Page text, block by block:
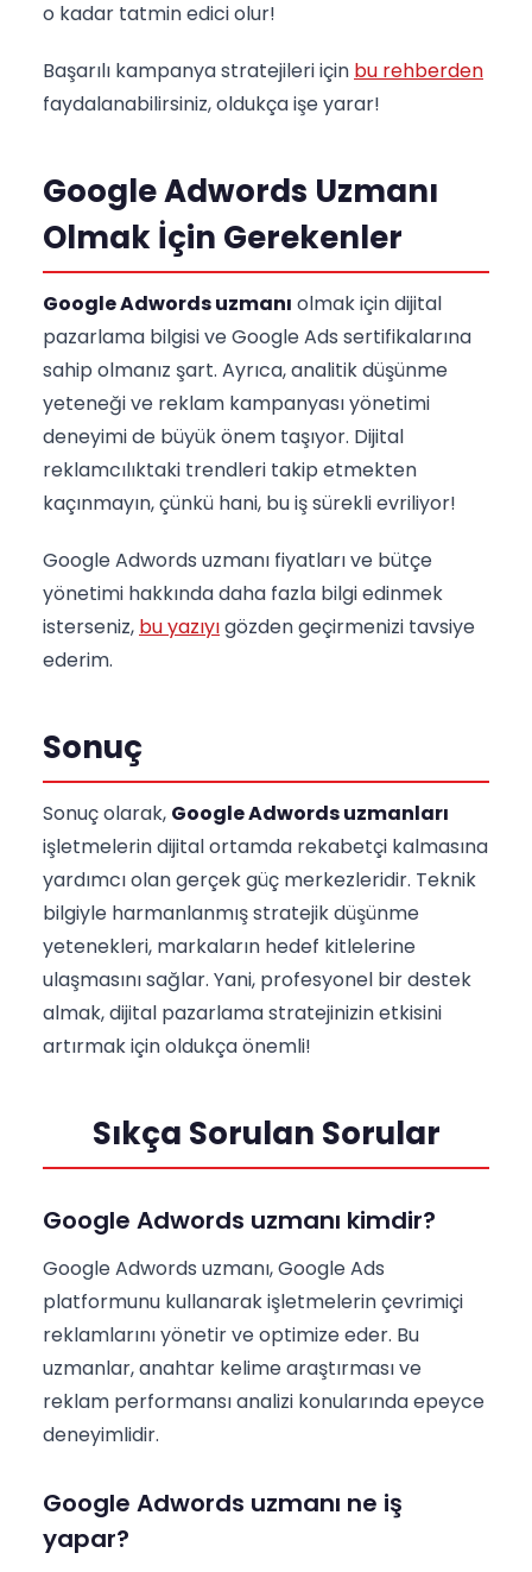
o kadar tatmin edici olur!
Başarılı kampanya stratejileri için bu rehberden
faydalanabilirsiniz, oldukça işe yarar!
Google Adwords Uzmanı
Olmak İçin Gerekenler
Google Adwords uzmanı olmak için dijital
pazarlama bilgisi ve Google Ads sertifikalarına
sahip olmanız şart. Ayrıca, analitik düşünme
yeteneği ve reklam kampanyası yönetimi
deneyimi de büyük önem taşıyor. Dijital
reklamcılıktaki trendleri takip etmekten
kaçınmayın, çünkü hani, bu iş sürekli evriliyor!
Google Adwords uzmanı fiyatları ve bütçe
yönetimi hakkında daha fazla bilgi edinmek
isterseniz, bu yazıyıgözden geçirmenizi tavsiye
ederim.
Sonuç
Sonuç olarak, Google Adwords uzmanları
işletmelerin dijital ortamda rekabetçi kalmasına
yardımcı olan gerçek güç merkezleridir. Teknik
bilgiyle harmanlanmış stratejik düşünme
yetenekleri, markaların hedef kitlelerine
ulaşmasını sağlar. Yani, profesyonel bir destek
almak, dijital pazarlama stratejinizin etkisini
artırmak için oldukça önemli!
Sıkça Sorulan Sorular
Google Adwords uzmanı kimdir?
Google Adwords uzmanı, Google Ads
platformunu kullanarak işletmelerin çevrimiçi
reklamlarını yönetir ve optimize eder. Bu
uzmanlar, anahtar kelime araştırması ve
reklam performansı analizi konularında epeyce
deneyimlidir.
Google Adwords uzmanı ne iş
yapar?